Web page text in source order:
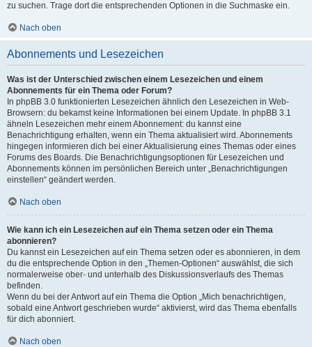
zu suchen. Trage dort die entsprechenden Optionen in die Suchmaske ein.
Nach oben
Abonnements und Lesezeichen
Was ist der Unterschied zwischen einem Lesezeichen und einem
Abonnements für ein Thema oder Forum?
In phpBB 3.0 funktionierten Lesezeichen ähnlich den Lesezeichen in Web-
Browsern: du bekamst keine Informationen bei einem Update. In phpBB 3.1
ähneln Lesezeichen mehr einem Abonnement: du kannst eine
Benachrichtigung erhalten, wenn ein Thema aktualisiert wird. Abonnements
hingegen informieren dich bei einer Aktualisierung eines Themas oder eines
Forums des Boards. Die Benachrichtigungsoptionen für Lesezeichen und
Abonnements können im persönlichen Bereich unter „Benachrichtigungen
einstellen“ geändert werden.
Nach oben
Wie kann ich ein Lesezeichen auf ein Thema setzen oder ein Thema
abonnieren?
Du kannst ein Lesezeichen auf ein Thema setzen oder es abonnieren, in dem
du die entsprechende Option in den „Themen-Optionen“ auswählst, die sich
normalerweise ober- und unterhalb des Diskussionsverlaufs des Themas
befinden.
Wenn du bei der Antwort auf ein Thema die Option „Mich benachrichtigen,
sobald eine Antwort geschrieben wurde“ aktivierst, wird das Thema ebenfalls
für dich abonniert.
Nach oben